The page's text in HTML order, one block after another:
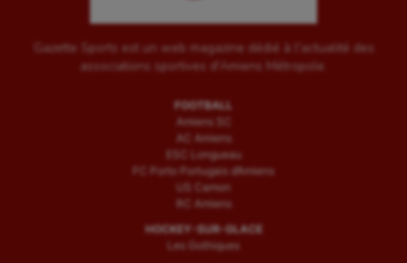
Gazette Sports est un web magazine dédié à l'actualité des
associations sportives d'Amiens Métropole.
FOOTBALL
Amiens SC
AC Amiens
ESC Longueau
FC Porto Portugais d’Amiens
US Camon
RC Amiens
HOCKEY-SUR-GLACE
Les Gothiques